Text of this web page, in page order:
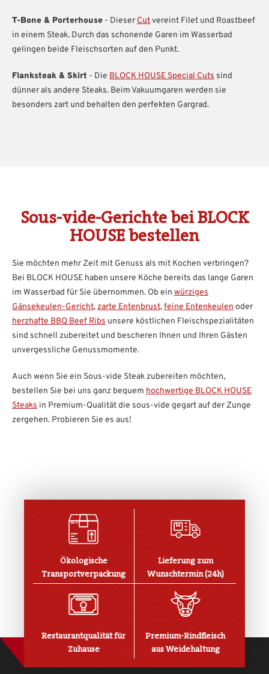
T-Bone & Porterhouse - Dieser Cutvereint Filet und Roastbeef
in einem Steak. Durch das schonende Garen im Wasserbad
gelingen beide Fleischsorten auf den Punkt.
Flanksteak & Skirt - Die BLOCK HOUSE Special Cuts sind
dünner als andere Steaks. Beim Vakuumgaren werden sie
besonders zart und behalten den perfekten Gargrad.
Sous-vide-Gerichte bei BLOCK
HOUSE bestellen
Sie möchten mehr Zeit mit Genuss als mit Kochen verbringen?
Bei BLOCK HOUSE haben unsere Köche bereits das lange Garen
im Wasserbad für Sie übernommen. Ob ein würziges
Gänsekeulen-Gericht,zarte Entenbrust,feine Entenkeulen oder
herzhafte BBQ Beef Ribs unsere köstlichen Fleischspezialitäten
sind schnell zubereitet und bescheren Ihnen und Ihren Gästen
unvergessliche Genussmomente.
Auch wenn Sie ein Sous-vide Steak zubereiten möchten,
bestellen Sie bei uns ganz bequem hochwertige BLOCK HOUSE
Steaks in Premium-Qualität die sous-vide gegart auf der Zunge
zergehen. Probieren Sie es aus!
Ökologische
Transportverpackung
Lieferung zum
Wunschtermin (24h)
Restaurantqualität für
Zuhause
Premium-Rindfleisch
aus Weidehaltung